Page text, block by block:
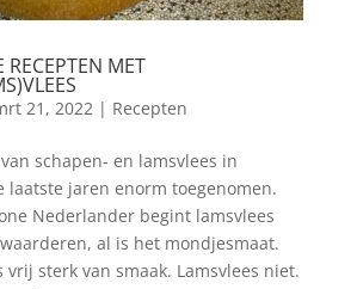
RECEPTEN MET
21, 2022| Recepten
schapen- en lamsvlees in
laatste jaren enorm toegenomen.
Nederlander begint lamsvlees
al is het mondjesmaat.
vrij sterk van smaak. Lamsvlees niet.